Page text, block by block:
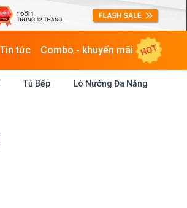
Tin tức Combo - khuyến mãi HOT
Tủ Bếp Lò Nướng Đa Năng